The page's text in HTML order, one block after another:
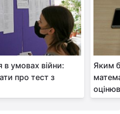
в умовах війни:
про тест з
Яким